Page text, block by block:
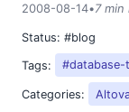
2008-08-14•7 min
Status: #blog
Tags:
#database-
Categories: